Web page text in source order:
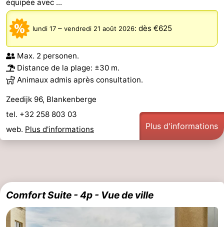
équipée avec ...
lundi 17 – vendredi 21 août 2026: dès €625
Max. 2 personen.
Distance de la plage: ±30 m.
Animaux admis après consultation.
Zeedijk 96, Blankenberge
tel. +32 258 803 03
web. Plus d'informations Plus d'informations
Comfort Suite - 4p - Vue de ville